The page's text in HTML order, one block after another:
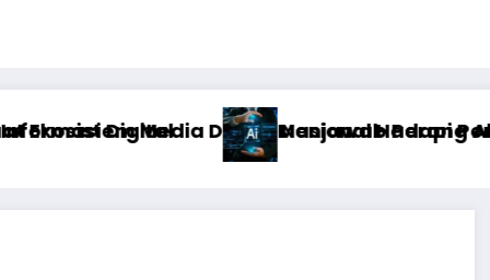
Hadapi Perang Algoritma AI
Menjawab Perang Algoritma AI dengan Etika,